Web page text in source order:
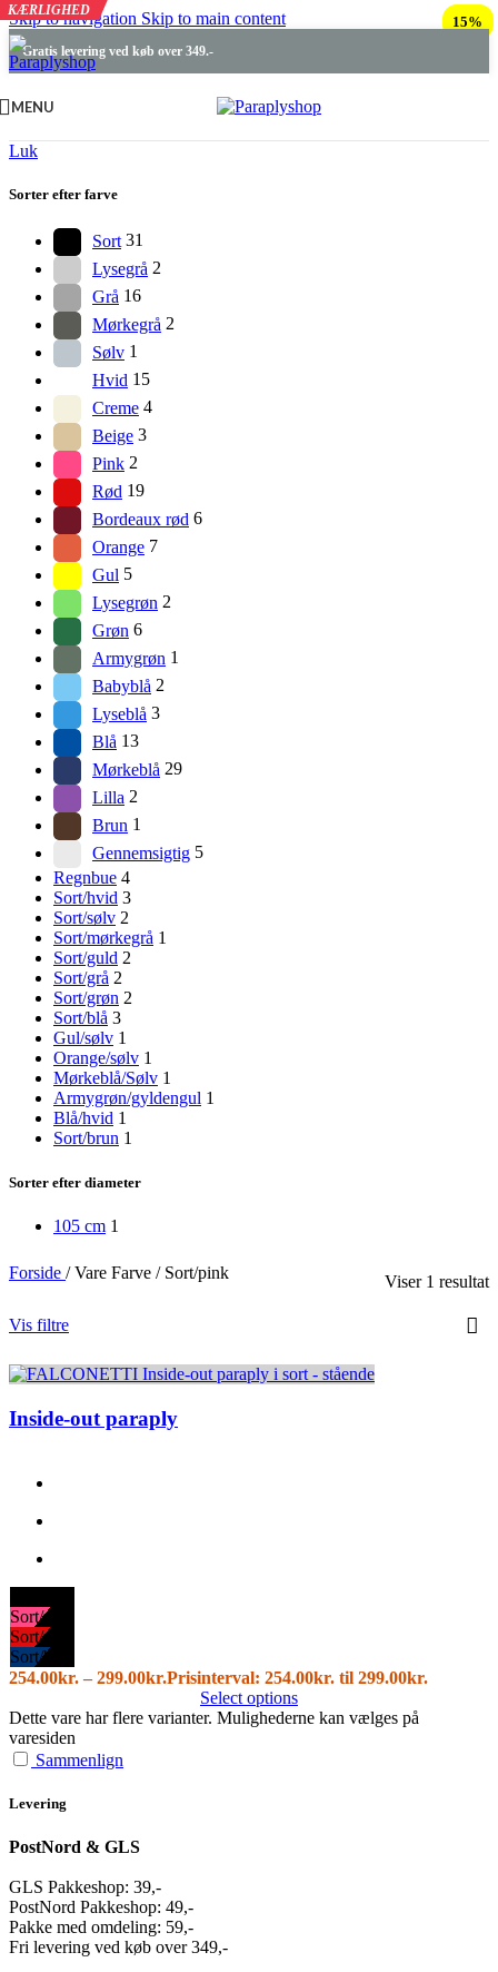
Skip to navigation Skip to main content
Gratis levering ved køb over 349.-
MENU
Luk
Sorter efter farve
Sort 31
Lysegrå 2
Grå 16
Mørkegrå 2
Sølv 1
Hvid 15
Creme 4
Beige 3
Pink 2
Rød 19
Bordeaux rød 6
Orange 7
Gul 5
Lysegrøn 2
Grøn 6
Armygrøn 1
Babyblå 2
Lyseblå 3
Blå 13
Mørkeblå 29
Lilla 2
Brun 1
Gennemsigtig 5
Regnbue 4
Sort/hvid 3
Sort/sølv 2
Sort/mørkegrå 1
Sort/guld 2
Sort/grå 2
Sort/grøn 2
Sort/blå 3
Gul/sølv 1
Orange/sølv 1
Mørkeblå/Sølv 1
Armygrøn/gyldengul 1
Blå/hvid 1
Sort/brun 1
Sorter efter diameter
105 cm 1
Forside / Vare Farve / Sort/pink Viser 1 resultat
Vis filtre
KÆRLIGHED
15%
Inside-out paraply
Sort/pink
Sort/rød
Sort/blå
254.00kr. – 299.00kr.Prisinterval: 254.00kr. til 299.00kr.
Select options
Dette vare har flere varianter. Mulighederne kan vælges på
varesiden
Sammenlign
Levering
PostNord & GLS
GLS Pakkeshop: 39,-
PostNord Pakkeshop: 49,-
Pakke med omdeling: 59,-
Fri levering ved køb over 349,-